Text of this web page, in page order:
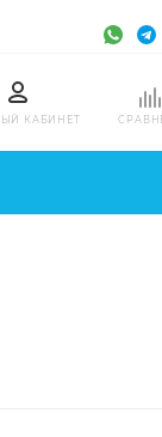
КАБИНЕТ